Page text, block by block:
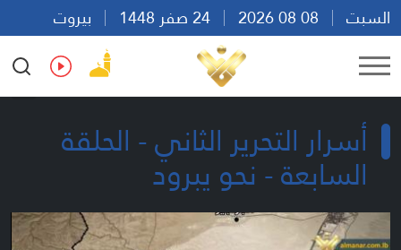
السبت
بيروت
20:32
Ar En Fr Es
أسرار التحرير الثاني - الحلقة
السابعة - نحو يبرود